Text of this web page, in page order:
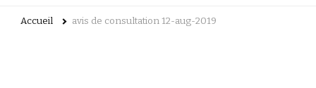
Accueil avis de consultation 12-aug-2019